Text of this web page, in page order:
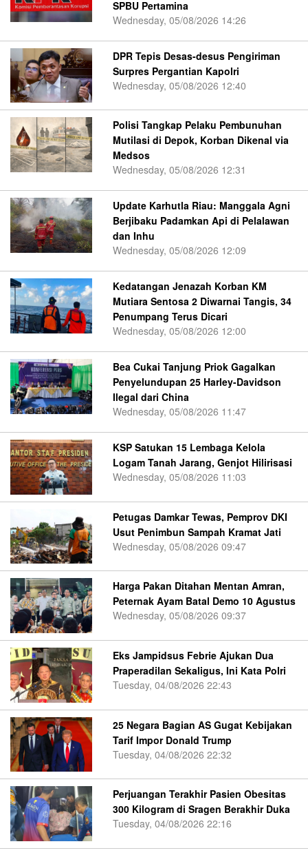
SPBU Pertamina
Wednesday, 05/08/2026 14:26
DPR Tepis Desas-desus Pengiriman
Surpres Pergantian Kapolri
Wednesday, 05/08/2026 12:40
Polisi Tangkap Pelaku Pembunuhan
Mutilasi di Depok, Korban Dikenal via
Medsos
Wednesday, 05/08/2026 12:31
Update Karhutla Riau: Manggala Agni
Berjibaku Padamkan Api di Pelalawan
dan Inhu
Wednesday, 05/08/2026 12:09
Kedatangan Jenazah Korban KM
Mutiara Sentosa 2 Diwarnai Tangis, 34
Penumpang Terus Dicari
Wednesday, 05/08/2026 12:00
Bea Cukai Tanjung Priok Gagalkan
Penyelundupan 25 Harley-Davidson
Ilegal dari China
Wednesday, 05/08/2026 11:47
KSP Satukan 15 Lembaga Kelola
Logam Tanah Jarang, Genjot Hilirisasi
Wednesday, 05/08/2026 11:03
Petugas Damkar Tewas, Pemprov DKI
Usut Penimbun Sampah Kramat Jati
Wednesday, 05/08/2026 09:47
Harga Pakan Ditahan Mentan Amran,
Peternak Ayam Batal Demo 10 Agustus
Wednesday, 05/08/2026 09:37
Eks Jampidsus Febrie Ajukan Dua
Praperadilan Sekaligus, Ini Kata Polri
Tuesday, 04/08/2026 22:43
25 Negara Bagian AS Gugat Kebijakan
Tarif Impor Donald Trump
Tuesday, 04/08/2026 22:32
Perjuangan Terakhir Pasien Obesitas
300 Kilogram di Sragen Berakhir Duka
Tuesday, 04/08/2026 22:16